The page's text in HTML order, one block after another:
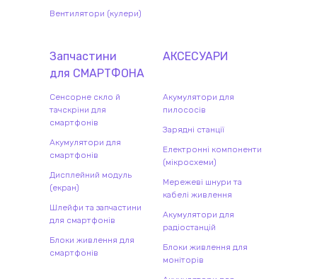
Вентилятори (кулери)
Запчастини
для СМАРТФОНА
Сенсорне скло й
тачскріни для
смартфонів
Акумулятори для
смартфонів
Дисплейний модуль
(екран)
Шлейфи та запчастини
для смартфонів
Блоки живлення для
смартфонів
АКСЕСУАРИ
Акумулятори для
пилососів
Зарядні станції
Електронні компоненти
(мікросхеми)
Мережеві шнури та
кабелі живлення
Акумулятори для
радіостанцій
Блоки живлення для
моніторів